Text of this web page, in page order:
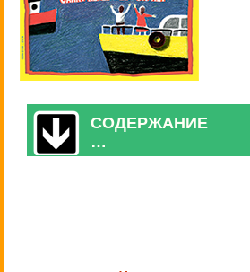
СОДЕРЖАНИЕ
…